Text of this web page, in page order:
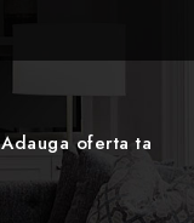
Adauga oferta ta